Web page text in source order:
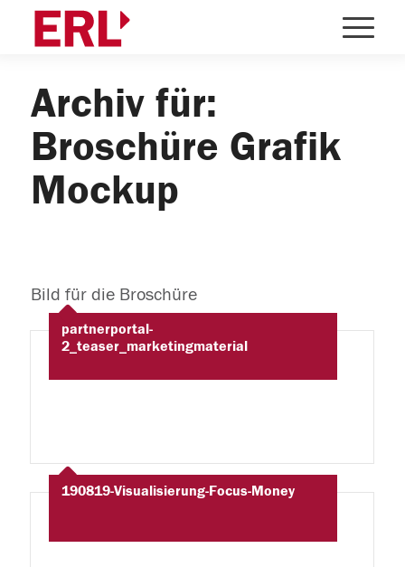
Archiv für:
Broschüre Grafik
Mockup
Bild für die Broschüre
partnerportal-
2_teaser_marketingmaterial
190819-Visualisierung-Focus-Money